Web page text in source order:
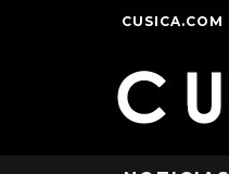
CUSICA.COM